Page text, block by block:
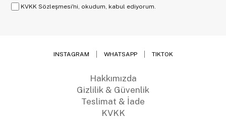
KVKK Sözleşmesi'ni, okudum, kabul ediyorum.
INSTAGRAM WHATSAPP TIKTOK
Hakkımızda
Gizlilik & Güvenlik
Teslimat & İade
KVKK